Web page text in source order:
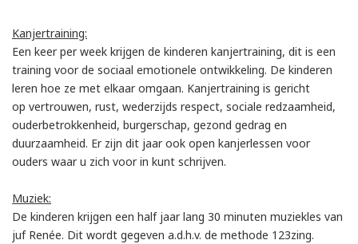
Kanjertraining:
Een keer per week krijgen de kinderen kanjertraining, dit is een
training voor de sociaal emotionele ontwikkeling. De kinderen
leren hoe ze met elkaar omgaan. Kanjertraining is gericht
op vertrouwen, rust, wederzijds respect, sociale redzaamheid,
ouderbetrokkenheid, burgerschap, gezond gedrag en
duurzaamheid. Er zijn dit jaar ook open kanjerlessen voor
ouders waar u zich voor in kunt schrijven.
Muziek:
De kinderen krijgen een half jaar lang 30 minuten muziekles van
juf Renée. Dit wordt gegeven a.d.h.v. de methode 123zing.